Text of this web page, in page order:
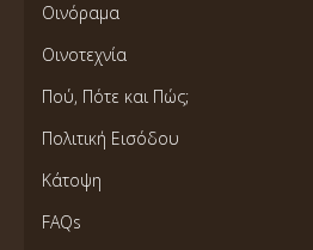
Οινόραμα
Οινοτεχνία
Πού, Πότε και Πώς;
Πολιτική Εισόδου
Κάτοψη
FAQs